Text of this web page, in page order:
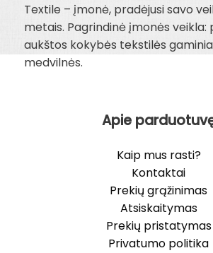
Textile – įmonė, pradėjusi savo
metais. Pagrindinė įmonės veikla:
aukštos kokybės tekstilės
medvilnės.
Apie
Kaip mus rasti?
Kontaktai
Prekių grąžinimas
Atsiskaitymas
Prekių pristatymas
Privatumo politika